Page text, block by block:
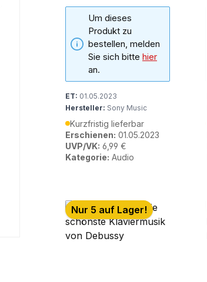
Um dieses
Produkt zu
bestellen, melden
Sie sich bitte hier
an.
ET: 01.05.2023
Hersteller: Sony Music
Kurzfristig lieferbar
Erschienen: 01.05.2023
UVP/VK: 6,99 €
Kategorie: Audio
Nur 5 auf Lager!